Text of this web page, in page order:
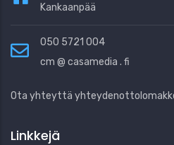
Kankaanpää
050 5721 004
cm @ casamedia . fi
Ota yhteyttä
Linkkejä